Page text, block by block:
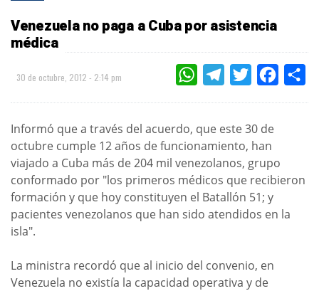
Venezuela no paga a Cuba por asistencia
médica
30 de octubre, 2012 - 2:14 pm WHATSAPPTELEGRAMTWITTER
Informó que a través del acuerdo, que este 30 de
octubre cumple 12 años de funcionamiento, han
viajado a Cuba más de 204 mil venezolanos, grupo
conformado por "los primeros médicos que recibieron
formación y que hoy constituyen el Batallón 51; y
pacientes venezolanos que han sido atendidos en la
isla".
La ministra recordó que al inicio del convenio, en
Venezuela no existía la capacidad operativa y de